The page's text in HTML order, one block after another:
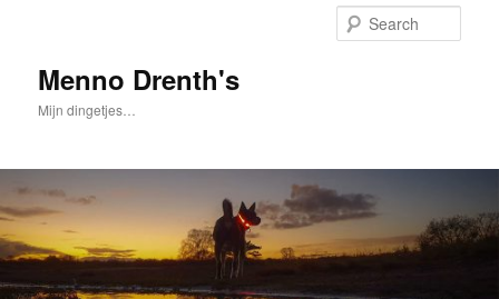
Menno Drenth's
Mijn dingetjes…